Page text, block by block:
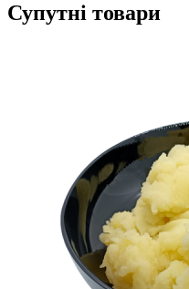
Супутні товари